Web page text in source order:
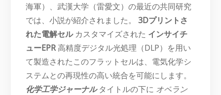
海軍）、武漢大学（雷愛文）の最近の共同研究
では、小説が紹介されました。3Dプリントさ
れた電解セル カスタマイズされた インサイチ
ューEPR高精度デジタル光処理（DLP）を用い
て製造されたこのフラットセルは、電気化学シ
ステムとの再現性の高い統合を可能にします。
化学工学ジャーナルタイトルの下に オペラン